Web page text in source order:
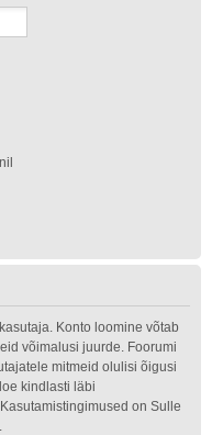
Konto loomine võtab
võimalusi juurde. Foorumi
mitmeid olulisi õigusi
kindlasti läbi
on Sulle